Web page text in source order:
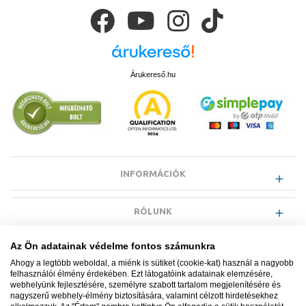
Árukereső.hu
INFORMÁCIÓK
RÓLUNK
EGYÉB INFORMÁCIÓK
VÁSÁRLÓI INFORMÁCIÓK
Az Ön adatainak védelme fontos számunkra
Ahogy a legtöbb weboldal, a miénk is sütiket (cookie-kat) használ a nagyobb
felhasználói élmény érdekében. Ezt látogatóink adatainak elemzésére,
webhelyünk fejlesztésére, személyre szabott tartalom megjelenítésére és
nagyszerű webhely-élmény biztosítására, valamint célzott hirdetésekhez